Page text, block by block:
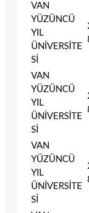
VAN
YÜZÜNCÜ
YIL
ÜNİVERSİTE
Sİ
VAN
YÜZÜNCÜ
YIL
ÜNİVERSİTE
Sİ
VAN
YÜZÜNCÜ
YIL
ÜNİVERSİTE
Sİ